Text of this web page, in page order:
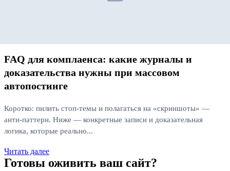
FAQ для комплаенса: какие журналы и
доказательства нужны при массовом
автопостинге
Коротко: пилить стоп‑темы и полагаться на «скриншоты» —
анти‑паттерн. Ниже — конкретные записи и доказательная
логика, которые реально...
Читать далее
Готовы оживить ваш сайт?